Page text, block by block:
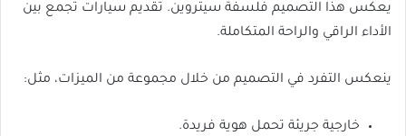
يعكس هذا التصميم فلسفة سيتروين. تقديم سيارات تجمع بين
الأداء الراقي والراحة المتكاملة.
ينعكس التفرد في التصميم من خلال مجموعة من الميزات، مثل:
خارجية جريئة تحمل هوية فريدة.